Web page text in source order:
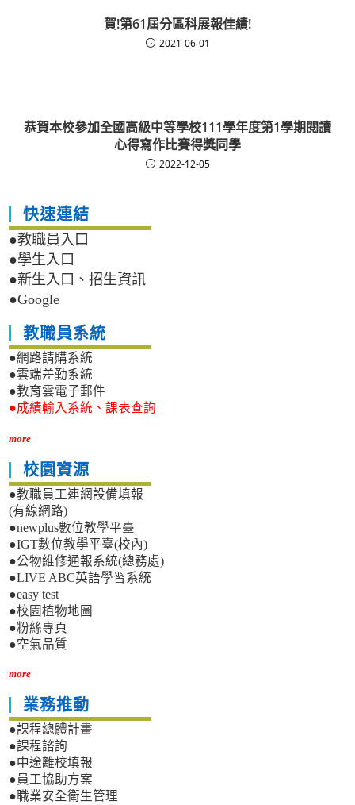
賀!第61屆分區科展報佳績!
2021-06-01
恭賀本校參加全國高級中等學校111學年度第1學期閱讀
心得寫作比賽得獎同學
2022-12-05
快速連結
●教職員入口
●學生入口
●新生入口、招生資訊
●Google
教職員系統
●網路請購系統
●雲端差勤系統
●教育雲電子郵件
●成績輸入系統、課表查詢
more
校園資源
●教職員工連網設備填報
(有線網路)
●newplus數位教學平臺
●IGT數位教學平臺(校內)
●公物維修通報系統(總務處)
●LIVE ABC英語學習系統
●easy test
●校園植物地圖
●粉絲專頁
●空氣品質
more
業務推動
●課程總體計畫
●課程諮詢
●中途離校填報
●員工協助方案
●職業安全衛生管理